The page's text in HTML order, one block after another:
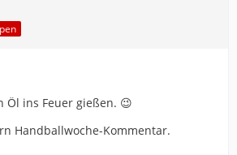
Öl ins Feuer gießen. 😉
Handballwoche-Kommentar.